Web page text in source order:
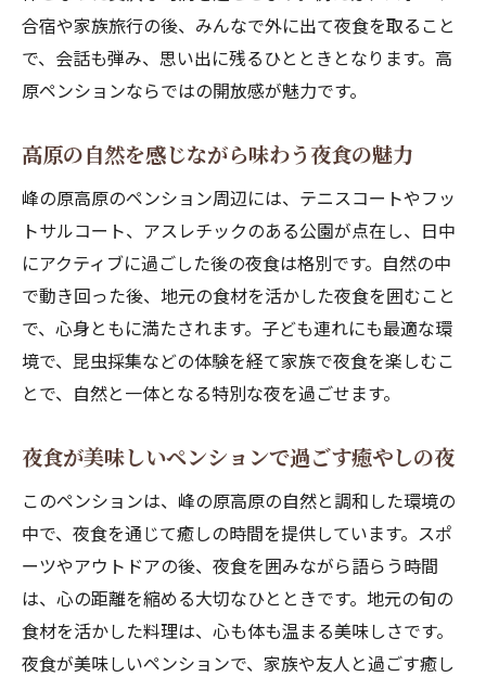
合宿や家族旅行の後、みんなで外に出て夜食を取ること
で、会話も弾み、思い出に残るひとときとなります。高
原ペンションならではの開放感が魅力です。
高原の自然を感じながら味わう夜食の魅力
峰の原高原のペンション周辺には、テニスコートやフッ
トサルコート、アスレチックのある公園が点在し、日中
にアクティブに過ごした後の夜食は格別です。自然の中
で動き回った後、地元の食材を活かした夜食を囲むこと
で、心身ともに満たされます。子ども連れにも最適な環
境で、昆虫採集などの体験を経て家族で夜食を楽しむこ
とで、自然と一体となる特別な夜を過ごせます。
夜食が美味しいペンションで過ごす癒やしの夜
このペンションは、峰の原高原の自然と調和した環境の
中で、夜食を通じて癒しの時間を提供しています。スポ
ーツやアウトドアの後、夜食を囲みながら語らう時間
は、心の距離を縮める大切なひとときです。地元の旬の
食材を活かした料理は、心も体も温まる美味しさです。
夜食が美味しいペンションで、家族や友人と過ごす癒し